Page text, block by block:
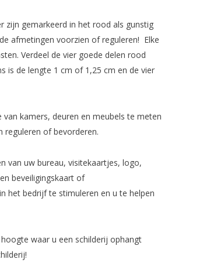
zijn gemarkeerd in het rood als gunstig
afmetingen voorzien of reguleren! Elke
Verdeel de vier goede delen rood
is de lengte 1 cm of 1,25 cm en de vier
kamers, deuren en meubels te meten
reguleren of bevorderen.
van uw bureau, visitekaartjes, logo,
beveiligingskaart of
het bedrijf te stimuleren en u te helpen
waar u een schilderij ophangt